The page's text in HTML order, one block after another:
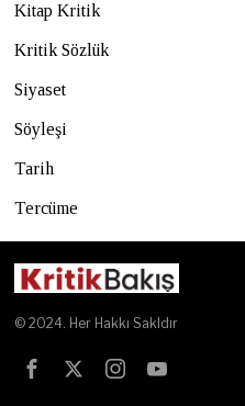
Kitap Kritik
Kritik Sözlük
Siyaset
Söyleşi
Tarih
Tercüme
© 2024. Her Hakkı Sakldır